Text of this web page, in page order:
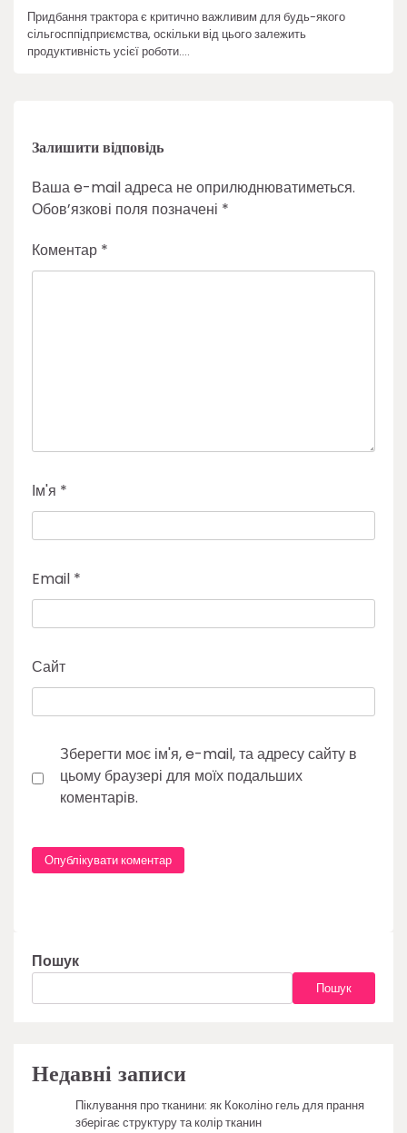
Придбання трактора є критично важливим для будь-якого
сільгосппідприємства, оскільки від цього залежить
продуктивність усієї роботи.…
Залишити відповідь
Ваша e-mail адреса не оприлюднюватиметься.
Обов’язкові поля позначені *
Коментар *
Ім'я *
Email *
Сайт
Зберегти моє ім'я, e-mail, та адресу сайту в
цьому браузері для моїх подальших
коментарів.
Пошук
Пошук
Недавні записи
Піклування про тканини: як Коколіно гель для прання
зберігає структуру та колір тканин